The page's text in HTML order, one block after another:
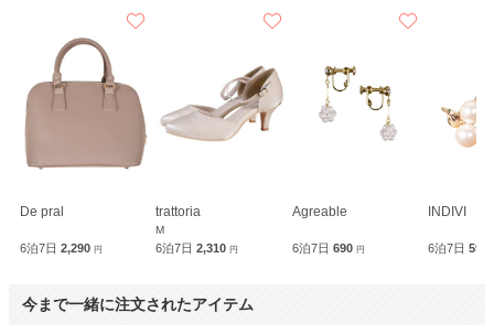
De pral
6泊7日 2,290 円
trattoria
M
6泊7日2,310円
Agreable
6泊7日 690 円
INDIVI
6泊7日 590
今まで一緒に注文されたアイテム